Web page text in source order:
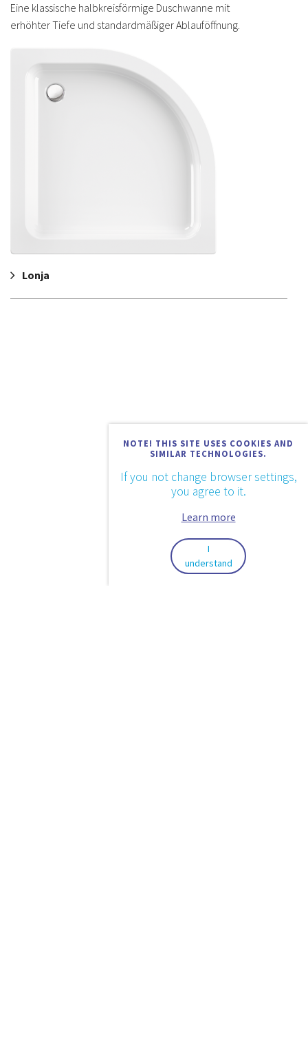
Eine klassische halbkreisförmige Duschwanne mit
erhöhter Tiefe und standardmäßiger Ablauföffnung.
Lonja
NOTE! THIS SITE USES COOKIES AND
SIMILAR TECHNOLOGIES.
If you not change browser settings,
you agree to it.
Learn more
I
understand